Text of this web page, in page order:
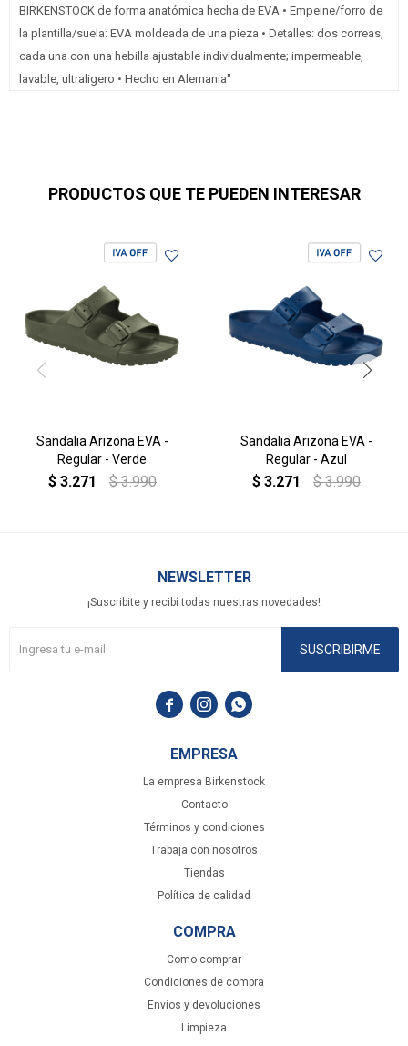
BIRKENSTOCK de forma anatómica hecha de EVA • Empeine/forro de
la plantilla/suela: EVA moldeada de una pieza • Detalles: dos correas,
cada una con una hebilla ajustable individualmente; impermeable,
lavable, ultraligero • Hecho en Alemania"
PRODUCTOS QUE TE PUEDEN INTERESAR
Sandalia Arizona EVA -
Regular - Verde
$ 3.271 $ 3.990
Sandalia Arizona EVA -
Regular - Azul
$ 3.271 $ 3.990
EMPRESA
La empresa Birkenstock
Contacto
Términos y condiciones
Trabaja con nosotros
Tiendas
Política de calidad
COMPRA
Como comprar
Condiciones de compra
Envíos y devoluciones
Limpieza
NEWSLETTER
¡Suscribite y recibí todas nuestras novedades!
SUSCRIBIRME
  